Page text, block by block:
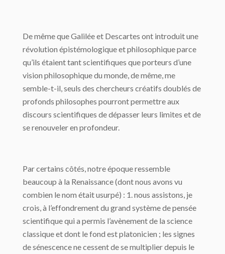
De même que Galilée et Descartes ont introduit une
révolution épistémologique et philosophique parce
qu’ils étaient tant scienti­fiques que porteurs d’une
vision philosophique du monde, de même, me
semble-t-il, seuls des chercheurs créatifs doublés de
profonds philosophes pourront permettre aux
discours scientifiques de dépasser leurs limites et de
se renouveler en profondeur.
Par certains côtés, notre époque ressemble
beaucoup à la Renaissance (dont nous avons vu
combien le nom était usurpé) : 1. nous assistons, je
crois, à l’effondrement du grand système de pensée
scientifique qui a permis l’avènement de la science
classique et dont le fond est platonicien ; les signes
de sénescence ne cessent de se multiplier de­puis le